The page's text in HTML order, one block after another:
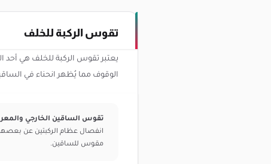
تقوس الركبة للخلف
يعتبر تقوس الركبة للخلف هي
الوقوف مما يُظهر انحناء في
تقوس الساقين الخارجي
انفصال عظام الركبتين عن
مقوس للساقين.